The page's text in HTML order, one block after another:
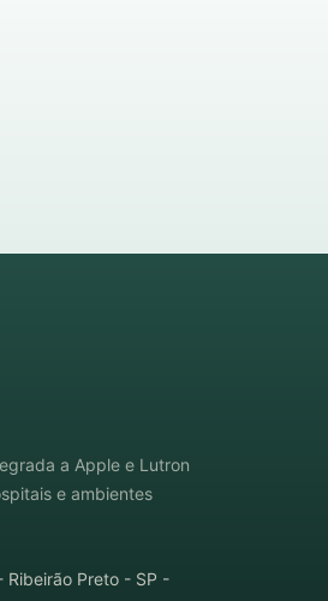
a Apple e Lutron
e ambientes
Preto - SP -